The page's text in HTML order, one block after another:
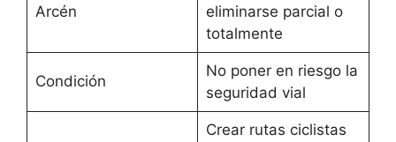
Arcén
eliminarse parcial o
totalmente
Condición
No poner en riesgo la
seguridad vial
Crear rutas ciclistas